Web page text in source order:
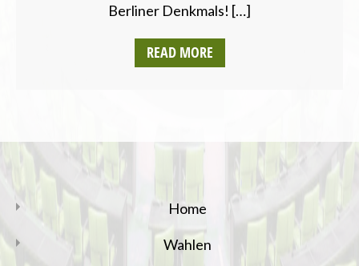
Berliner Denkmals! […]
READ MORE
Home
Wahlen